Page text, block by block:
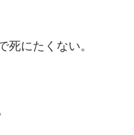
死にたくない。